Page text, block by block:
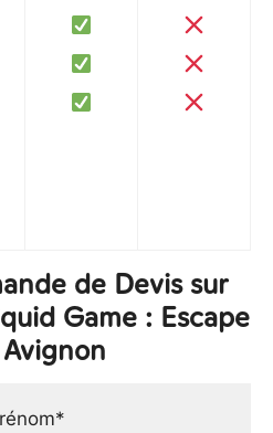
de Devis sur
Game : Escape